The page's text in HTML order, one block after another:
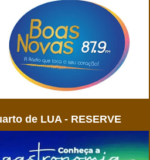
de LUA - RESERVE